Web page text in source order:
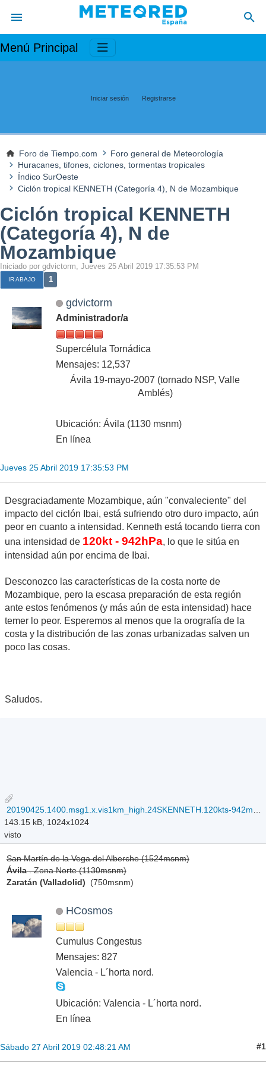
Menú Principal
Iniciar sesión Registrarse
Foro de Tiempo.com
Foro general de Meteorología
Huracanes, tifones, ciclones, tormentas tropicales
Índico SurOeste
Ciclón tropical KENNETH (Categoría 4), N de Mozambique
Ciclón tropical KENNETH
(Categoría 4), N de
Mozambique
Iniciado por gdvictorm, Jueves 25 Abril 2019 17:35:53 PM
IR ABAJO 1
gdvictorm
Administrador/a
Supercélula Tornádica
Mensajes: 12,537
Ávila 19-mayo-2007 (tornado NSP, Valle
Amblés)
Ubicación: Ávila (1130 msnm)
En línea
Jueves 25 Abril 2019 17:35:53 PM
Desgraciadamente Mozambique, aún "convaleciente" del
impacto del ciclón Ibai, está sufriendo otro duro impacto, aún
peor en cuanto a intensidad. Kenneth está tocando tierra con
una intensidad de 120kt - 942hPa, lo que le sitúa en
intensidad aún por encima de Ibai.
Desconozco las características de la costa norte de
Mozambique, pero la escasa preparación de esta región
ante estos fenómenos (y más aún de esta intensidad) hace
temer lo peor. Esperemos al menos que la orografía de la
costa y la distribución de las zonas urbanizadas salven un
poco las cosas.
Saludos.
20190425.1400.msg1.x.vis1km_high.24SKENNETH.120kts-942mb-121S-408E.100pc.jpg
143.15 kB, 1024x1024
visto
San Martín de la Vega del Alberche (1524msnm)
Ávila. Zona Norte (1130msnm)
Zaratán (Valladolid) (750msnm)
HCosmos
Cumulus Congestus
Mensajes: 827
Valencia - L´horta nord.
Ubicación: Valencia - L´horta nord.
En línea
Sábado 27 Abril 2019 02:48:21 AM #1